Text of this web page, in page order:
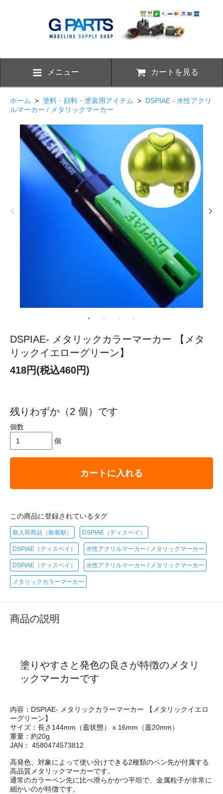
メニュー カートを見る
ホーム > 塗料・顔料・塗装用アイテム > DSPIAE - 水性アクリ
ルマーカー / メタリックマーカー
DSPIAE- メタリックカラーマーカー 【メタ
リックイエローグリーン】
418円(税込460円)
残りわずか（2 個）です
個数
個
カートに入れる
この商品に登録されているタグ
新入荷商品（新着順） DSPIAE（ディスペイ）
DSPIAE（ディスペイ） 水性アクリルマーカー / メタリックマーカー
DSPIAE（ディスペイ） 水性アクリルマーカー / メタリックマーカー
メタリックカラーマーカー
商品の説明
塗りやすさと発色の良さが特徴のメタリ
ックマーカーです
内容：DSPIAE- メタリックカラーマーカー 【メタリックイエロ
ーグリーン】
サイズ：長さ144mm（蓋状態） x 16mm（蓋20mm）
重量：約20g
JAN： 4580474573812
高発色、対象によって使い分けできる2種類のペン先が付属する
高品質メタリックマーカーです。
通常のカラーペン先に比べ滑らかかつ平坦で、金属粒子が非常に
細かいのが特徴です。